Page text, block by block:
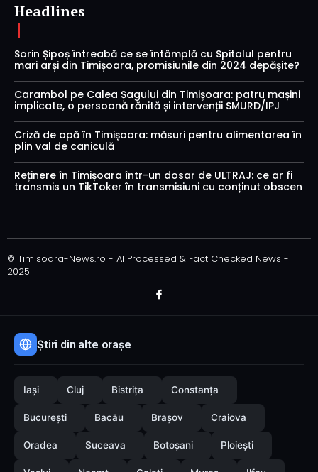
Headlines
Sorin Șipoș întreabă ce se întâmplă cu Spitalul pentru
mari arși din Timișoara, promisiunile din 2024 depășite?
Carambol pe Calea Șagului din Timișoara: patru mașini
implicate, o persoană rănită și intervenții SMURD/IPJ
Criză de apă în Timișoara: măsuri pentru alimentarea în
plin val de caniculă
Reținere în Timișoara într-un dosar de ULTRAJ: ce ar fi
transmis un TikToker în transmisiuni cu conținut obscen
© Timisoara-News.ro - AI Processed & Fact Checked News -
2025
Știri din alte orașe
Iași Cluj Bistrița Constanța
București Bacău Brașov Craiova
Oradea Suceava Botoșani Ploiești